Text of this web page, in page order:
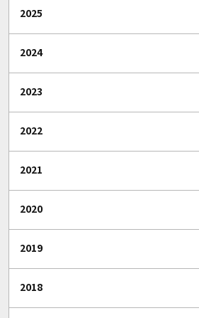
2025
2024
2023
2022
2021
2020
2019
2018